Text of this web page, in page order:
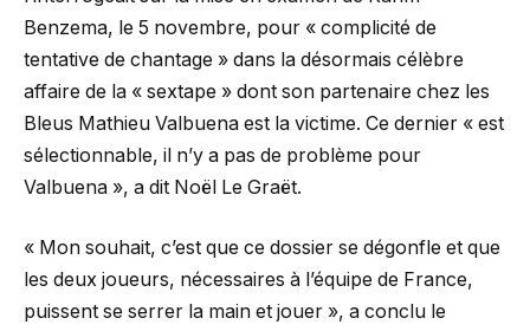
Benzema, le 5 novembre, pour « complicité de
tentative de chantage » dans la désormais célèbre
affaire de la « sextape » dont son partenaire chez les
Bleus Mathieu Valbuena est la victime. Ce dernier « est
sélectionnable, il n’y a pas de problème pour
Valbuena », a dit Noël Le Graët.
« Mon souhait, c’est que ce dossier se dégonfle et que
les deux joueurs, nécessaires à l’équipe de France,
puissent se serrer la main et jouer », a conclu le